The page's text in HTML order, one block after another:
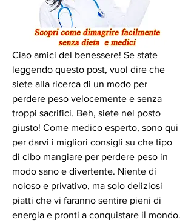
Ciao amici del benessere! Se state
leggendo questo post, vuol dire che
siete alla ricerca di un modo per
perdere peso velocemente e senza
troppi sacrifici. Beh, siete nel posto
giusto! Come medico esperto, sono qui
per darvi i migliori consigli su che tipo
di cibo mangiare per perdere peso in
modo sano e divertente. Niente di
noioso e privativo, ma solo deliziosi
piatti che vi faranno sentire pieni di
energia e pronti a conquistare il mondo.